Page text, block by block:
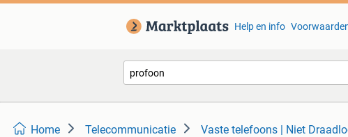
Help en info
Home Telecommunicatie Vaste telefoons | Niet